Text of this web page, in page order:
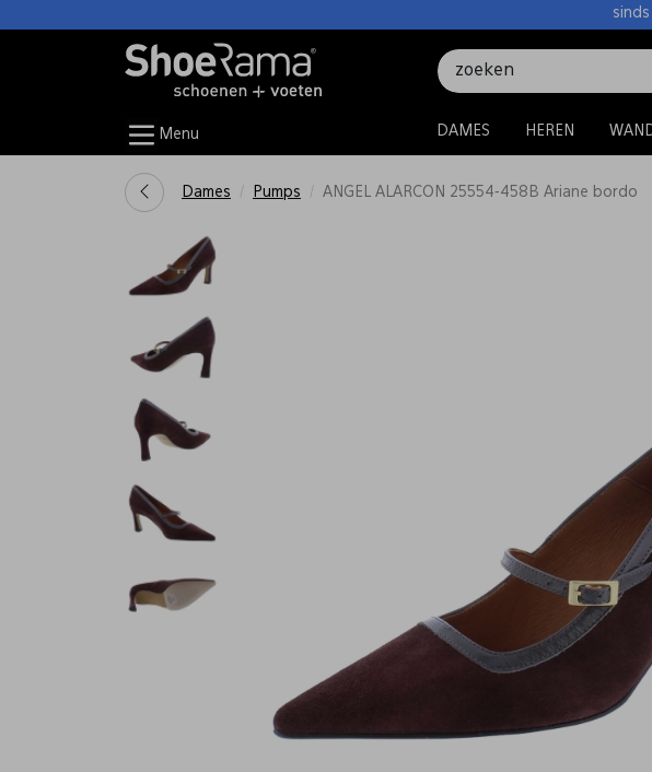
Menu DAMES HEREN
Dames Pumps ANGEL ALARCON 25554-458B Ariane bordo